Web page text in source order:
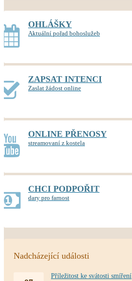
OHLÁŠKY
Aktuální pořad bohoslužeb
ZAPSAT INTENCI
Zaslat žádost online
ONLINE PŘENOSY
streamovaní z kostela
CHCI PODPOŘIT
dary pro farnost
Nadcházející události
Příležitost ke svátosti smíření